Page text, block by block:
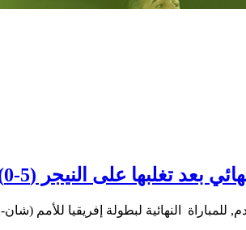
بعد تغلبها على النيجر (5-0)
إفريقيا للأمم (شان-2022, المؤجلة ل 2023), بعد تغلبه على…